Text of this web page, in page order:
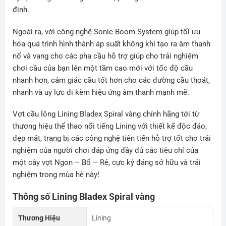
định.
Ngoài ra, với công nghệ Sonic Boom System giúp tối ưu
hóa quá trình hình thành áp suất không khí tạo ra âm thanh
nổ và vang cho các pha cầu hỗ trợ giúp cho trải nghiệm
chơi cầu của bạn lên một tầm cao mới với tốc độ cầu
nhanh hơn, cảm giác cầu tốt hơn cho các đường cầu thoát,
nhanh và uy lực đi kèm hiệu ứng âm thanh mạnh mẽ.
Vợt cầu lông Lining Bladex Spiral vàng chính hãng tới từ
thương hiệu thể thao nổi tiếng Lining với thiết kế độc đáo,
đẹp mắt, trang bị các công nghệ tiên tiến hỗ trợ tốt cho trải
nghiệm của người chơi đáp ứng đầy đủ các tiêu chí của
một cây vợt Ngon – Bổ – Rẻ, cực kỳ đáng sở hữu và trải
nghiệm trong mùa hè này!
Thông số Lining Bladex Spiral vàng
Thương Hiệu Lining